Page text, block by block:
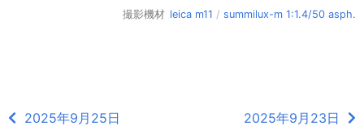
撮影機材 leica m11 / summilux-m 1:1.4/50 asph.
2025年9月25日 2025年9月23日